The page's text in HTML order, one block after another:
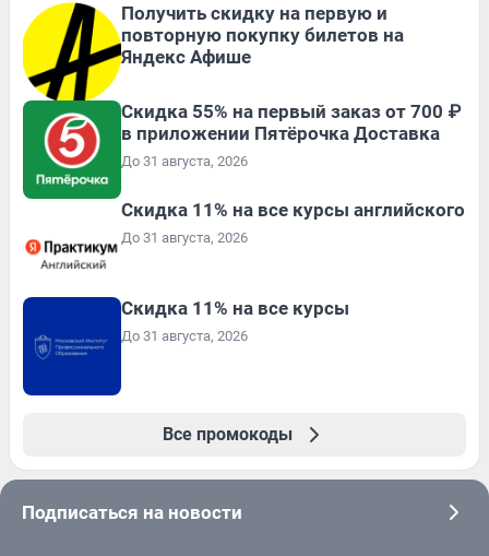
Получить скидку на первую и
повторную покупку билетов на
Яндекс Афише
Скидка 55% на первый заказ от 700 ₽
в приложении Пятёрочка Доставка
До 31 августа, 2026
Скидка 11% на все курсы английского
До 31 августа, 2026
Скидка 11% на все курсы
До 31 августа, 2026
Все промокоды
Подписаться на новости